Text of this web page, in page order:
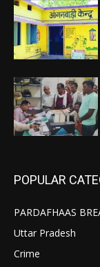
POPULAR
PARDAFHAAS
Uttar Pradesh
Crime